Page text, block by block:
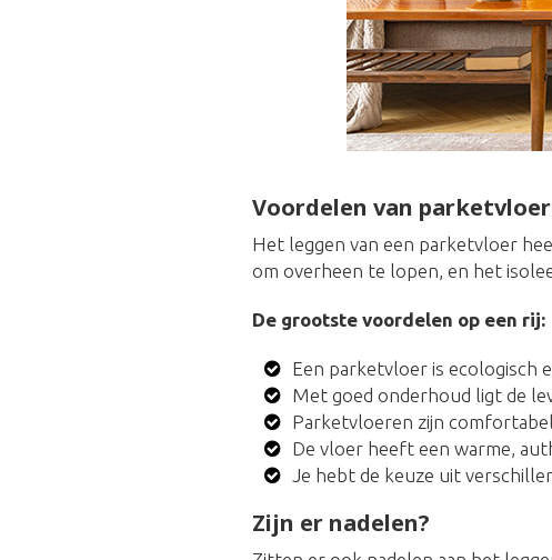
Voordelen van
Het leggen van een parketvloer
om overheen te lopen, en het
De grootste voordelen op een rij:
Een parketvloer is ecologisch
Met goed onderhoud ligt de
Parketvloeren zijn
De vloer heeft een warme,
Je hebt de keuze uit
Zijn er nadelen?